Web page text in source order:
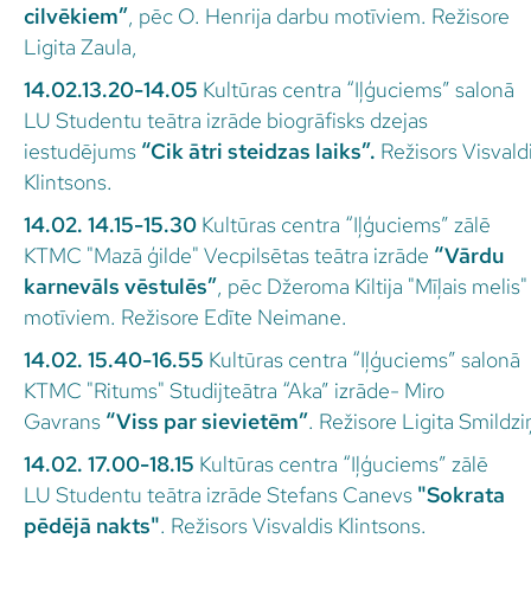
cilvēkiem”, pēc O. Henrija darbu motīviem. Režisore
Ligita Zaula,
14.02.13.20-14.05 Kultūras centra “Iļģuciems” salonā
LU Studentu teātra izrāde biogrāfisks dzejas
iestudējums “Cik ātri steidzas laiks”. Režisors
Klintsons.
14.02. 14.15-15.30 Kultūras centra “Iļģuciems” zālē
KTMC "Mazā ģilde" Vecpilsētas teātra izrāde “Vārdu
karnevāls vēstulēs”, pēc Džeroma Kiltija "Mīļais melis"
motīviem. Režisore Edīte Neimane.
14.02. 15.40-16.55 Kultūras centra “Iļģuciems” salonā
KTMC "Ritums" Studijteātra “Aka” izrāde- Miro
Gavrans “Viss par sievietēm”. Režisore Ligita
14.02. 17.00-18.15 Kultūras centra “Iļģuciems” zālē
LU Studentu teātra izrāde Stefans Canevs "Sokrata
pēdējā nakts". Režisors Visvaldis Klintsons.